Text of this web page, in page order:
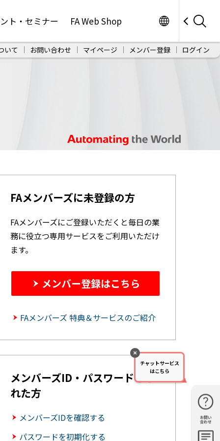
ト・セミナー FA Web Shop
いて お問い合わせ マイページ メンバー登録 ログイン
お問い
合わせ
購入・見
仕様・機
FAメンバーズに未登録の方
FAメンバーズにご登録いただくと毎日の業
務に役立つ専用サービスをご利用いただけ
ます。
メンバー登録はこちら
FAメンバーズ 特典＆サービスのご紹介
メンバーズID・パスワードを忘
れた方
メンバーズIDを確認する
パスワードを初期化する
チャットサービス
はこちら